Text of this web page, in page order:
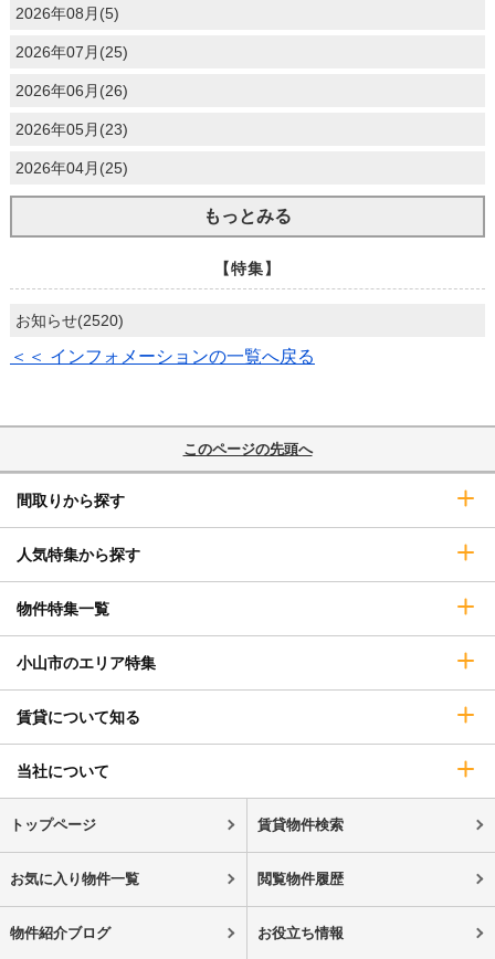
2026年08月(5)
2026年07月(25)
2026年06月(26)
2026年05月(23)
2026年04月(25)
もっとみる
【特集】
お知らせ(2520)
＜＜ インフォメーションの一覧へ戻る
このページの先頭へ
間取りから探す
人気特集から探す
物件特集一覧
小山市のエリア特集
賃貸について知る
当社について
トップページ 賃貸物件検索
お気に入り物件一覧 閲覧物件履歴
物件紹介ブログ お役立ち情報